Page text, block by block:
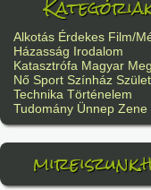
Alkotás Érdekes Film/
Házasság Irodalom
Katasztrófa Magyar
Nő Sport Színház
Technika Történelem
Tudomány Ünnep Zene